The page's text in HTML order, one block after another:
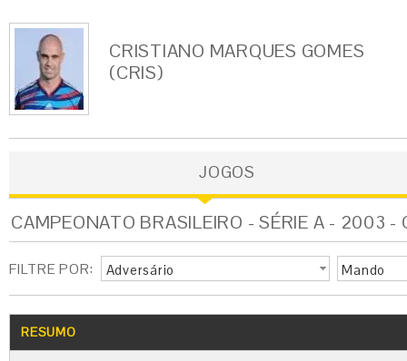
CRISTIANO MARQUES GOMES
(CRIS)
JOGOS
CAMPEONATO BRASILEIRO - SÉRIE A - 2003 -
FILTRE POR: Adversário Mando
RESUMO